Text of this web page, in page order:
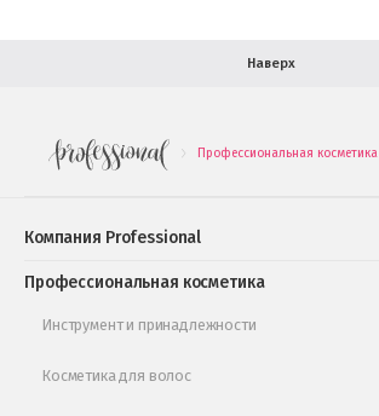
Наверх
. Профессиональная косметика
Компания Professional
Профессиональная косметика
Инструмент и принадлежности
Косметика для волос
Подарочные наборы
Обучающее видео